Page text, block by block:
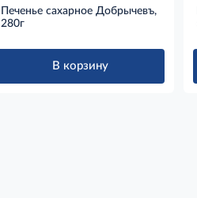
Печенье сахарное Добрычевъ,
280г
В корзину